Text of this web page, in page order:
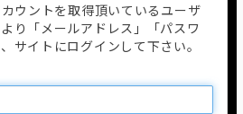
ウントを取得頂いているユーザ
り「メールアドレス」「パスワ
サイトにログインして下さい。